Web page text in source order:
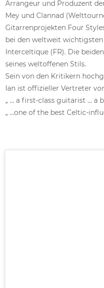
Arrangeur und Produzent
Mey und Clannad
Gitarrenprojekten Four
bei den weltweit wichtigsten
Interceltique (FR). Die
seines weltoffenen Stils.
Sein von den Kritikern
Ian ist offizieller Vertreter
„ … a first-class guitarist … a
„ …one of the best Celtic-